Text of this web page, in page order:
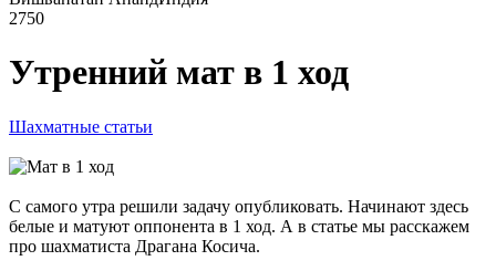
2750
Утренний мат в 1 ход
Шахматные статьи
С самого утра решили задачу опубликовать. Начинают здесь
белые и матуют оппонента в 1 ход. А в статье мы расскажем
про шахматиста Драгана Косича.